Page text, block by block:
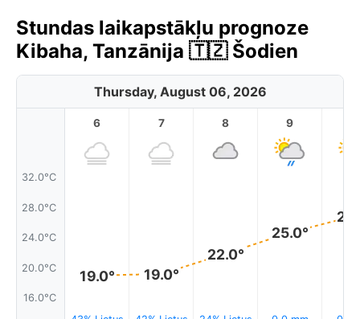
Stundas laikapstākļu prognoze
Kibaha, Tanzānija 🇹🇿 Šodien
Thursday, August 06, 2026
32.0°C
28.0°C
24.0°C
20.0°C
16.0°C
6
19.0°
7
19.0°
8
22.0°
9
25.0°